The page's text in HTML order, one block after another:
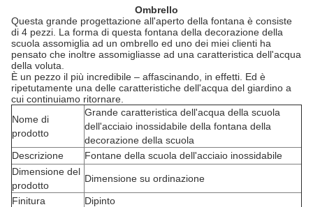
Ombrello
Questa grande progettazione all'aperto della fontana è consiste
di 4 pezzi. La forma di questa fontana della decorazione della
scuola assomiglia ad un ombrello ed uno dei miei clienti ha
pensato che inoltre assomigliasse ad una caratteristica dell'acqua
della voluta.
È un pezzo il più incredibile – affascinando, in effetti. Ed è
ripetutamente una delle caratteristiche dell'acqua del giardino a
cui continuiamo ritornare.
Nome di
prodotto
Grande caratteristica dell'acqua della scuola
dell'acciaio inossidabile della fontana della
decorazione della scuola
Descrizione
Fontane della scuola dell'acciaio inossidabile
Dimensione del
prodotto
Dimensione su ordinazione
Finitura
Dipinto